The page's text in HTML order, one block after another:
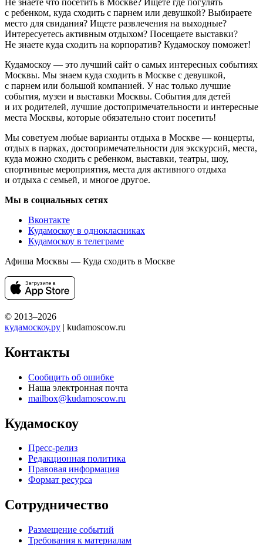
с ребенком, куда сходить с парнем или девушкой? Выбираете
место для свидания? Ищете развлечения на выходные?
Интересуетесь активным отдыхом? Посещаете выставки?
Не знаете куда сходить на корпоратив? Кудамоскоу поможет!
Кудамоскоу — это лучший сайт о самых интересных событиях
Москвы. Мы знаем куда сходить в Москве с девушкой,
с парнем или большой компанией. У нас только лучшие
события, музеи и выставки Москвы. События для детей
и их родителей, лучшие достопримечательности и интересные
места Москвы, которые обязательно стоит посетить!
Мы советуем любые варианты отдыха в Москве — концерты,
отдых в парках, достопримечательности для экскурсий, места,
куда можно сходить с ребенком, выставки, театры, шоу,
спортивные мероприятия, места для активного отдыха
и отдыха с семьей, и многое другое.
Мы в социальных сетях
Вконтакте
Кудамоскоу в однокласниках
Кудамоскоу в телеграме
Афиша Москвы — Куда сходить в Москве
© 2013–2026
кудамоскоу.ру | kudamoscow.ru
Контакты
Сообщить об ошибке
Наша электронная почта
mailbox@kudamoscow.ru
Кудамоскоу
Пресс-релиз
Редакционная политика
Правовая информация
Формат ресурса
Сотрудничество
Размещение событий
Требования к материалам